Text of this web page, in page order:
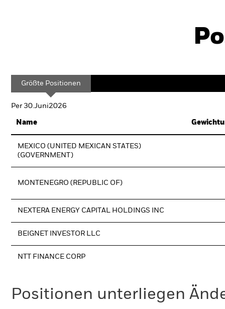
Größte Positionen
Per 30.Juni2026
Name
MEXICO (UNITED MEXICAN STATES)
(GOVERNMENT)
MONTENEGRO (REPUBLIC OF)
NEXTERA ENERGY CAPITAL HOLDINGS INC
BEIGNET INVESTOR LLC
NTT FINANCE CORP
Positionen unterliegen